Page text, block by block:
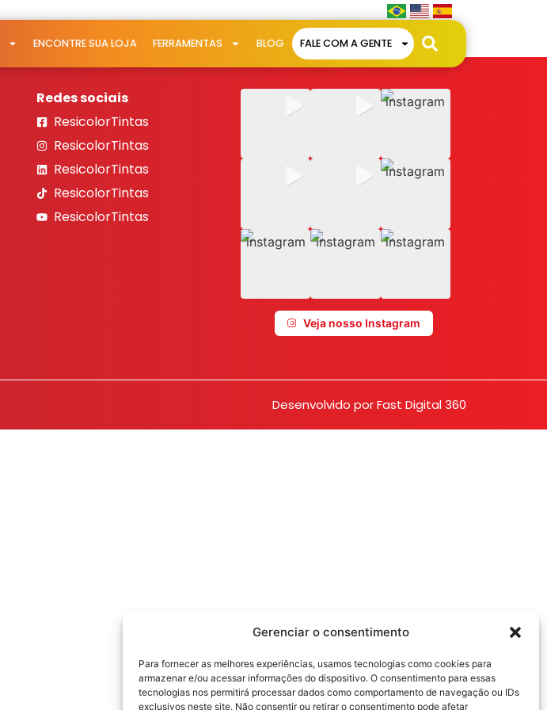
Gerenciar o consentimento
Para fornecer as melhores experiências, usamos tecnologias como cookies para
armazenar e/ou acessar informações do dispositivo. O consentimento para essas
tecnologias nos permitirá processar dados como comportamento de navegação ou IDs
exclusivos neste site. Não consentir ou retirar o consentimento pode afetar
ENCONTRE SUA LOJA FERRAMENTAS BLOG FALE COM A GENTE
Redes sociais
ResicolorTintas
ResicolorTintas
ResicolorTintas
ResicolorTintas
ResicolorTintas
Veja nosso Instagram
Desenvolvido porFast Digital 360